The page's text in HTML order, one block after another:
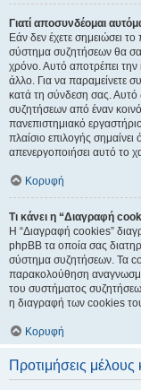
Γιατί αποσυνδέομαι
Εάν δεν έχετε σημειώσει το
σύστημα συζητήσεων θα
χρόνο. Αυτό αποτρέπει
άλλο. Για να παραμείνετε
κατά τη σύνδεση σας. Αυτό
συζητήσεων από έναν
πανεπιστημιακό
πλαίσιο επιλογής σημαίνει
απενεργοποιήσει αυτό το
Κορυφή
Τι κάνει η “Διαγραφή
Η “Διαγραφή cookies”
phpBB τα οποία σας
σύστημα συζητήσεων. Τα
παρακολούθηση
του συστήματος
η διαγραφή των cookies
Κορυφή
Προτιμήσεις μέλους